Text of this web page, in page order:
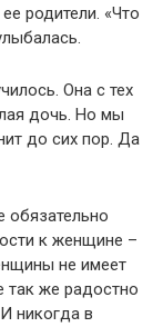
родители. «Что
Она с тех
дочь. Но мы
до сих пор. Да
к женщине –
не имеет
так же радостно
никогда в